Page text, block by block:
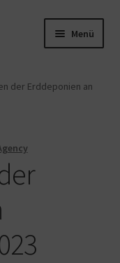
Menü
der Erddeponien an